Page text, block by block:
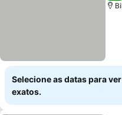
Selecione as datas para
exatos.